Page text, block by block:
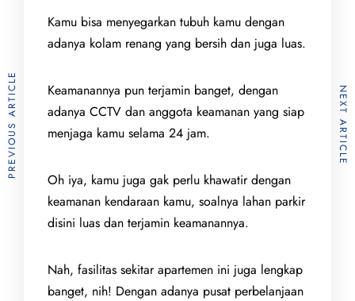
Kamu bisa menyegarkan tubuh kamu dengan
adanya kolam renang yang bersih dan juga luas.
Keamanannya pun terjamin banget, dengan
adanya CCTV dan anggota keamanan yang siap
menjaga kamu selama 24 jam.
Oh iya, kamu juga gak perlu khawatir dengan
keamanan kendaraan kamu, soalnya lahan parkir
disini luas dan terjamin keamanannya.
Nah, fasilitas sekitar apartemen ini juga lengkap
banget, nih! Dengan adanya pusat perbelanjaan
PREVIOUS ARTICLE NEXT ARTICLE